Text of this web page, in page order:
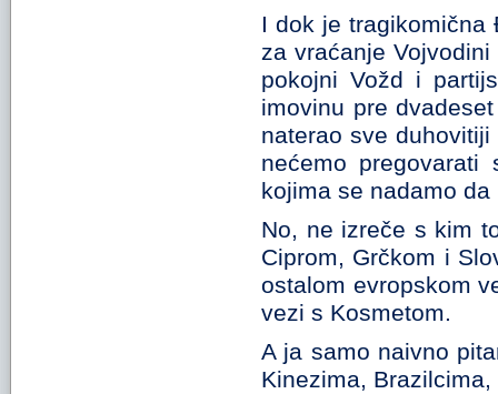
I dok je tragikomična
za vraćanje
pokojni Vožd i
imovinu pre
naterao sve
nećemo
kojima se nadamo da
No, ne izreče s kim
Ciprom, Grčkom i
ostalom evropskom
vezi s Kosmetom.
A ja samo naivno
Kinezima,